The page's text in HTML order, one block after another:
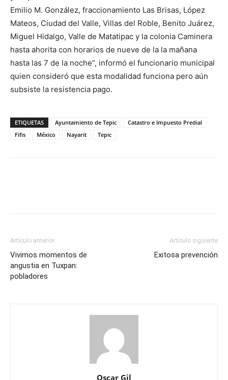
Emilio M. González, fraccionamiento Las Brisas, López
Mateos, Ciudad del Valle, Villas del Roble, Benito Juárez,
Miguel Hidalgo, Valle de Matatipac y la colonia Caminera
hasta ahorita con horarios de nueve de la la mañana
hasta las 7 de la noche”, informó el funcionario municipal
quien consideró que esta modalidad funciona pero aún
subsiste la resistencia pago.
ETIQUETAS Ayuntamiento de Tepic
Catastro e Impuesto Predial
Fifis
México Nayarit Tepic
Artículo anterior
Vivimos momentos de
angustia en Tuxpan:
pobladores
Artículo siguiente
Exitosa prevención
Oscar Gil